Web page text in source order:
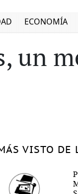
ECONOMÍA
un
VISTO DE